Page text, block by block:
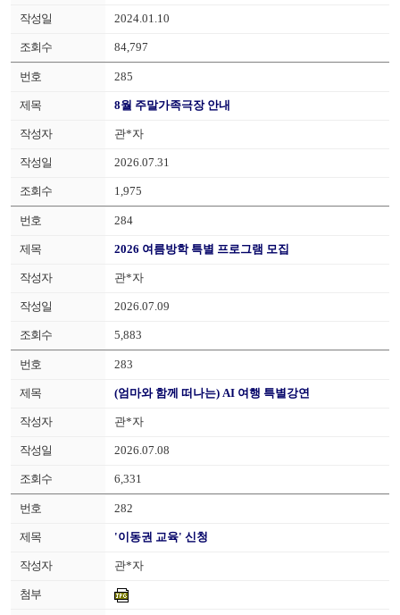
2024.01.10
84,797
285
8월 주말가족극장 안내
관*자
2026.07.31
1,975
284
2026 여름방학 특별 프로그램 모집
관*자
2026.07.09
5,883
283
(엄마와 함께 떠나는) AI 여행 특별강연
관*자
2026.07.08
6,331
282
'이동권 교육' 신청
관*자